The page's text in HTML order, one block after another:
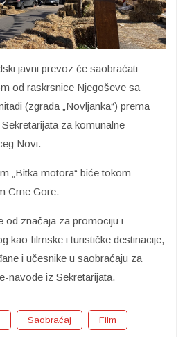
javni prevoz će saobraćati
od raskrsnice Njegoševe sa
(zgrada „Novljanka“) prema
za komunalne
Novi.
„Bitka motora“ biće tokom
Crne Gore.
od značaja za promociju i
kao filmske i turističke destinacije,
i učesnike u saobraćaju za
navode iz Sekretarijata.
Saobraćaj Film